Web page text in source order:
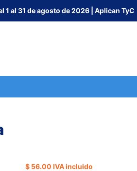
1 al 31 de agosto de 2026 | Aplican TyC
$ 56.00 IVA incluido